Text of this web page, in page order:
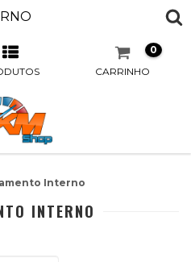
CARRINHO
0
Interno
INTERNO